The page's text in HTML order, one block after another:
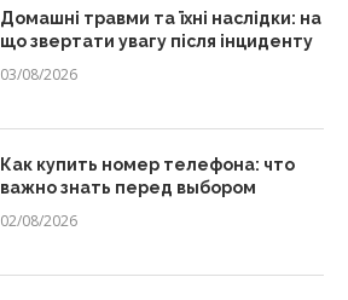
Домашні травми та їхні наслідки: на
що звертати увагу після інциденту
03/08/2026
Как купить номер телефона: что
важно знать перед выбором
02/08/2026